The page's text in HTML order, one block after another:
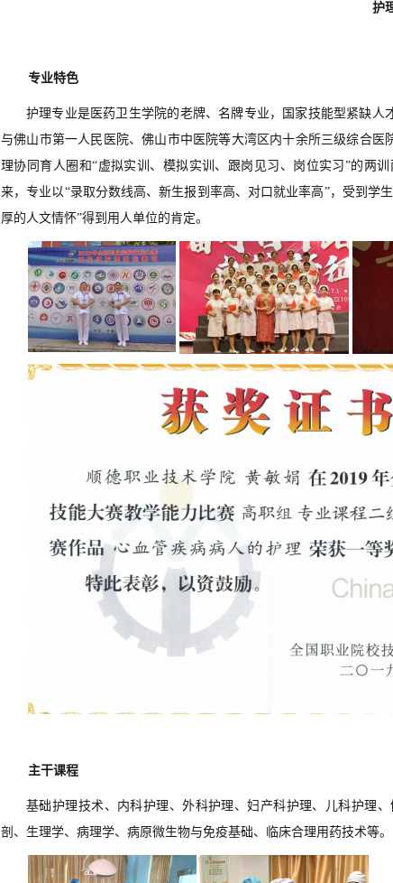
护
专业特色
护理专业是医药卫生学院的老牌、名牌专业， 国家技能型紧缺人
与佛山市第一人民医院、佛山市中医院等大湾区内十余所三级综合医
理协同育人圈和“虚拟实训、模拟实训、跟岗见习、岗位实习”的两
来，专业以“录取分数线高、新生报到率高、对口就业率高”，受到学
厚的人文情怀”得到用人单位的肯定。
主干课程
基础护理技术、内科护理、外科护理、妇产科护理、儿科护理、
剖、生理学、病理学、 病原微生物与免疫基础、临床合理用药技术等。